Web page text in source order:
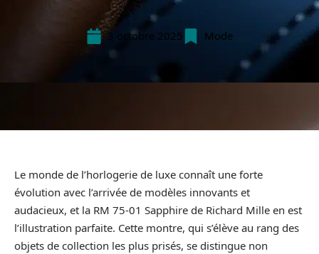
3 octobre 2025 Mode
Le monde de l’horlogerie de luxe connaît une forte
évolution avec l’arrivée de modèles innovants et
audacieux, et la RM 75-01 Sapphire de Richard Mille en est
l’illustration parfaite. Cette montre, qui s’élève au rang des
objets de collection les plus prisés, se distingue non